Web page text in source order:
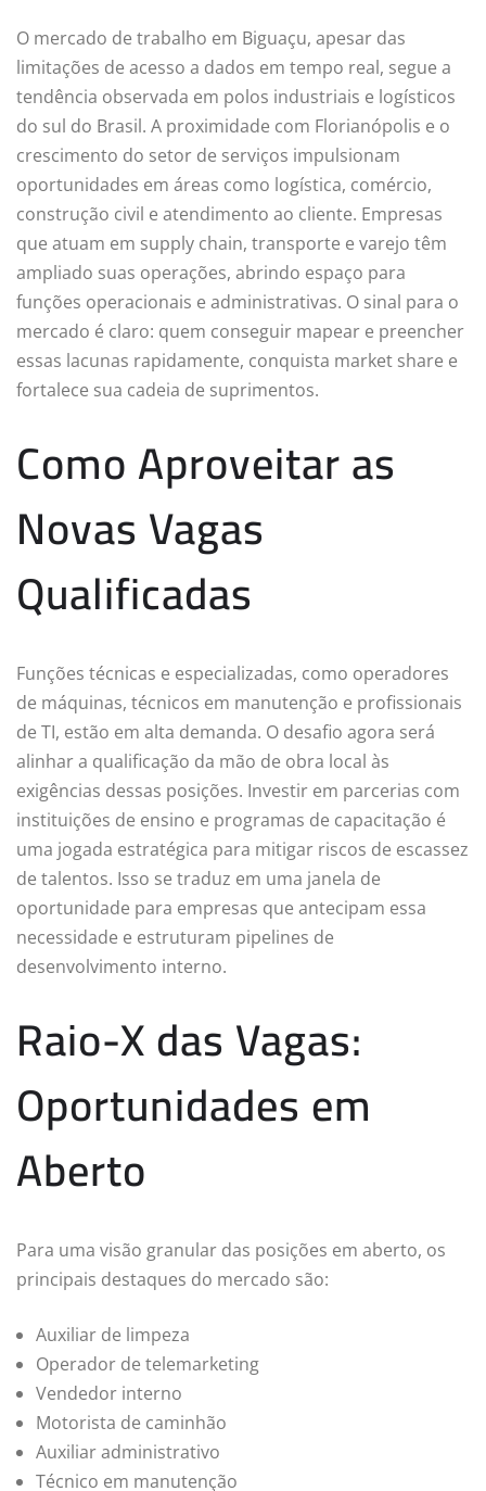
O mercado de trabalho em Biguaçu, apesar das
limitações de acesso a dados em tempo real, segue a
tendência observada em polos industriais e logísticos
do sul do Brasil. A proximidade com Florianópolis e o
crescimento do setor de serviços impulsionam
oportunidades em áreas como logística, comércio,
construção civil e atendimento ao cliente. Empresas
que atuam em supply chain, transporte e varejo têm
ampliado suas operações, abrindo espaço para
funções operacionais e administrativas. O sinal para o
mercado é claro: quem conseguir mapear e preencher
essas lacunas rapidamente, conquista market share e
fortalece sua cadeia de suprimentos.
Como Aproveitar as
Novas Vagas
Qualificadas
Funções técnicas e especializadas, como operadores
de máquinas, técnicos em manutenção e profissionais
de TI, estão em alta demanda. O desafio agora será
alinhar a qualificação da mão de obra local às
exigências dessas posições. Investir em parcerias com
instituições de ensino e programas de capacitação é
uma jogada estratégica para mitigar riscos de escassez
de talentos. Isso se traduz em uma janela de
oportunidade para empresas que antecipam essa
necessidade e estruturam pipelines de
desenvolvimento interno.
Raio-X das Vagas:
Oportunidades em
Aberto
Para uma visão granular das posições em aberto, os
principais destaques do mercado são:
Auxiliar de limpeza
Operador de telemarketing
Vendedor interno
Motorista de caminhão
Auxiliar administrativo
Técnico em manutenção